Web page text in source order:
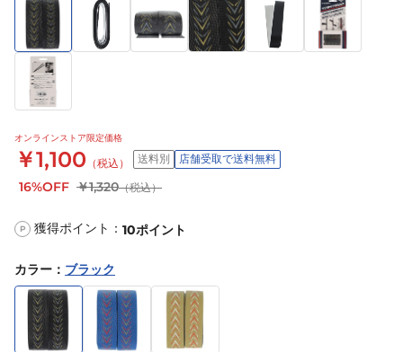
オンラインストア限定価格
￥1,100 （税込） 送料別 店舗受取で送料無料
16%OFF ￥1,320（税込）
P 獲得ポイント： 10ポイント
カラー ： ブラック